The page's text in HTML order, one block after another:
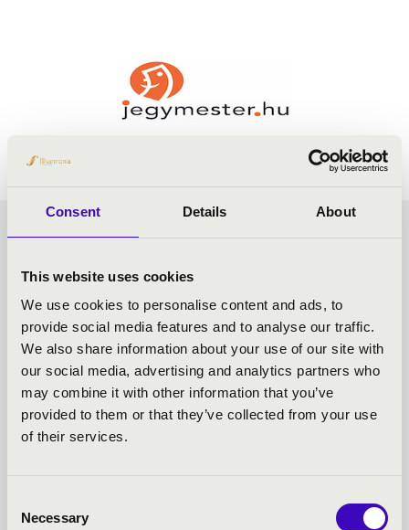
Consent Details About
This website uses cookies
We use cookies to personalise content and ads, to
provide social media features and to analyse our traffic.
We also share information about your use of our site with
our social media, advertising and analytics partners who
may combine it with other information that you’ve
provided to them or that they’ve collected from your use
of their services.
Selection
Necessary
FILHARMÓNIA
ORGONABÉRLET -
SZÉKESFEHÉRVÁR -
TOVÁBBI KONCERTEK